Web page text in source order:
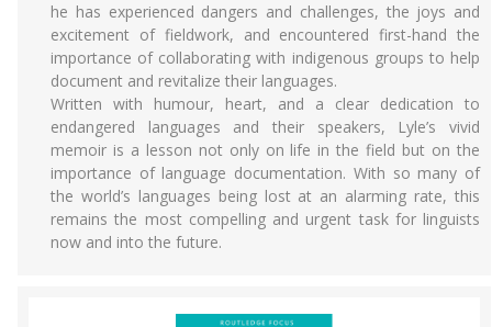
he has experienced dangers and challenges, the joys and
excitement of fieldwork, and encountered first-hand the
importance of collaborating with indigenous groups to help
document and revitalize their languages.
Written with humour, heart, and a clear dedication to
endangered languages and their speakers, Lyle’s vivid
memoir is a lesson not only on life in the field but on the
importance of language documentation. With so many of
the world’s languages being lost at an alarming rate, this
remains the most compelling and urgent task for linguists
now and into the future.